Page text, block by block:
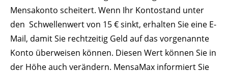
Mensakonto scheitert. Wenn Ihr Kontostand unter
den Schwellenwert von 15 € sinkt, erhalten Sie eine E-
Mail, damit Sie rechtzeitig Geld auf das vorgenannte
Konto überweisen können. Diesen Wert können Sie in
der Höhe auch verändern. MensaMax informiert Sie